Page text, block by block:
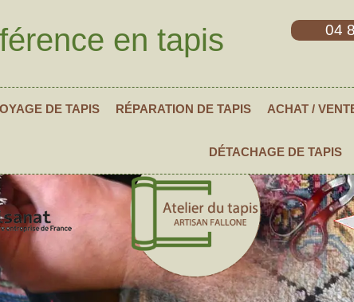
en tapis 04
DE TAPIS RÉPARATION DE TAPIS ACHAT /
DÉTACHAGE DE TAPIS